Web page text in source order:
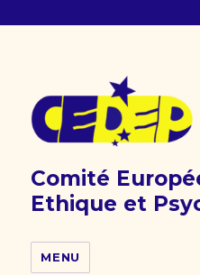
Comité
Ethique et
MENU